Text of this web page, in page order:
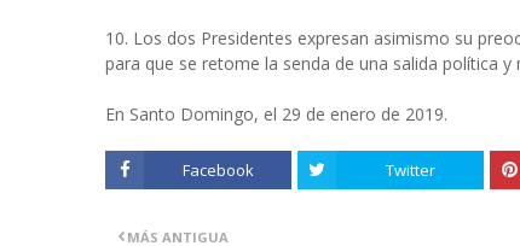
10. Los dos Presidentes expresan asimismo su
para que se retome la senda de una salida política
En Santo Domingo, el 29 de enero de 2019.
Facebook Twitter
MÁS ANTIGUA